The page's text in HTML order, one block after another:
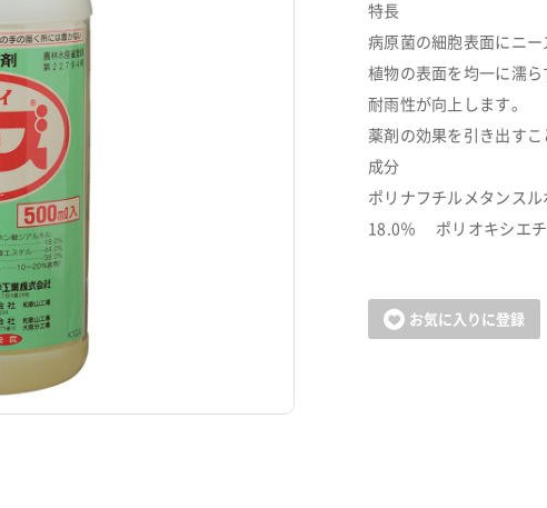
カートに追加しました。
お買い物を続ける
特長
病原菌の細胞表面にニー
植物の表面を均一に濡ら
耐雨性が向上します。
薬剤の効果を引き出す
成分
ポリナフチルメタンス
18.0％ ポリオキシエ
お気に入りに登録